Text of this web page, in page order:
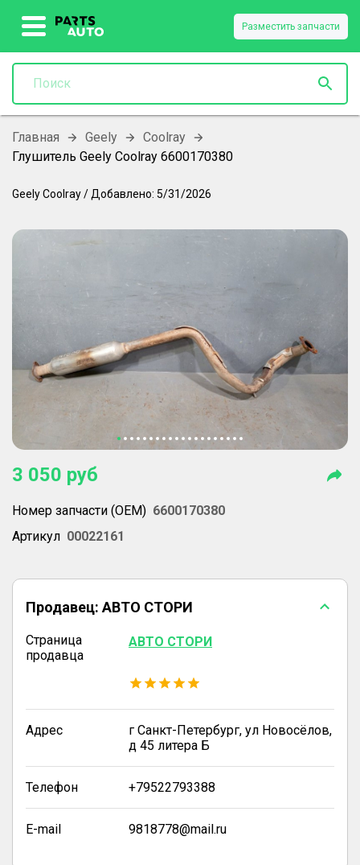
Разместить запчасти
Главная Geely
Coolray
Глушитель Geely Coolray 6600170380
GeelyCoolray/ Добавлено: 5/31/2026
3 050 руб
Номер запчасти (OEM) 6600170380
Артикул 00022161
Продавец: АВТО СТОРИ
Страница
продавца
АВТО СТОРИ
Адрес
г Санкт-Петербург, ул Новосёлов,
д 45 литера Б
Телефон +79522793388
E-mail 9818778@mail.ru